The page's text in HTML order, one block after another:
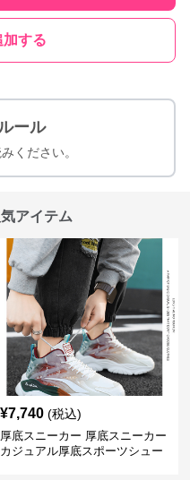
加する
ール
ください。
アイテム
¥7,740 (税込)
厚底スニーカー 厚底スニーカー
カジュアル厚底スポーツシュー